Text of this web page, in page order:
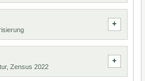
Zensus 2022